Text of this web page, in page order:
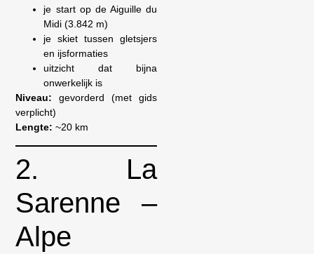
je start op de Aiguille du
Midi (3.842 m)
je skiet tussen gletsjers
en ijsformaties
uitzicht dat bijna
onwerkelijk is
Niveau: gevorderd (met gids
verplicht)
Lengte: ~20 km
2. La
Sarenne –
Alpe